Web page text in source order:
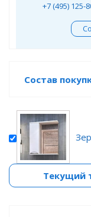
+7 (495) 125-
Состав
Текущий